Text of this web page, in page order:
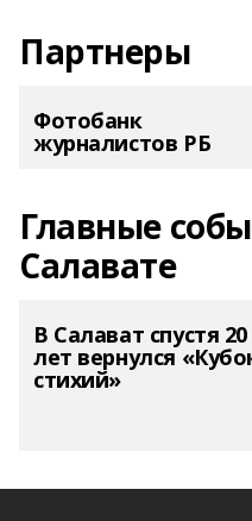
Партнеры
Фотобанк
журналистов РБ
Главные
Салавате
В Салават спустя 20
лет вернулся
стихий»